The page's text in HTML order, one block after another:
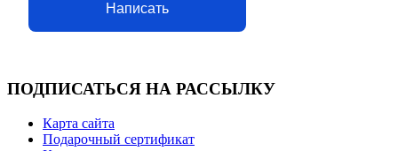
Написать
ПОДПИСАТЬСЯ НА РАССЫЛКУ
Карта сайта
Подарочный сертификат